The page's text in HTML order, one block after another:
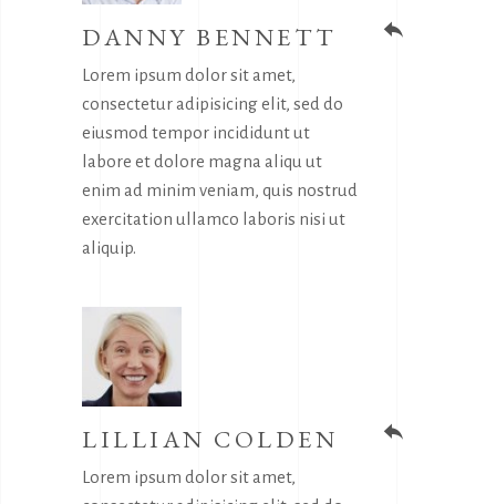
reply
DANNY BENNETT
Lorem ipsum dolor sit amet,
consectetur adipisicing elit, sed do
eiusmod tempor incididunt ut
labore et dolore magna aliqu ut
enim ad minim veniam, quis nostrud
exercitation ullamco laboris nisi ut
aliquip.
reply
LILLIAN COLDEN
Lorem ipsum dolor sit amet,